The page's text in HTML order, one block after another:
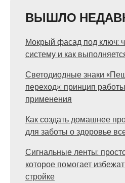
ВЫШЛО
Мокрый фасад под ключ:
систему и как
Светодиодные знаки
переход»: принцип
применения
Как создать домашнее
для заботы о здоровье
Сигнальные ленты:
которое помогает
стройке